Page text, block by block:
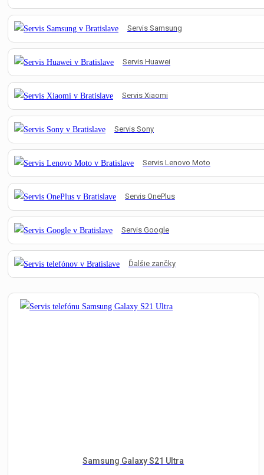
Servis Samsung
Servis Huawei
Servis Xiaomi
Servis Sony
Servis Lenovo Moto
Servis OnePlus
Servis Google
Ďalšie zančky
Samsung Galaxy S21 Ultra